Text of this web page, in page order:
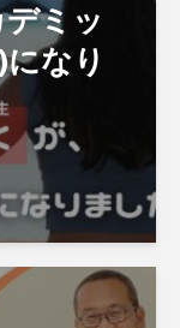
ミッ
なり